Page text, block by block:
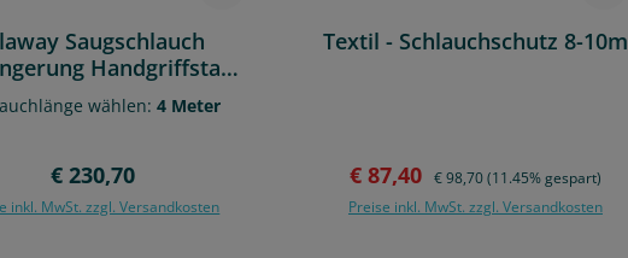
Saugschlauch
Handgriffstart
Meter Klickmuffe
wählen: 4 Meter
Regulärer Preis:
€ 230,70
inkl. MwSt. zzgl. Versandkosten
Textil - Schlauchschutz 8-10m
Verkaufspreis:
€ 87,40 Regulärer Preis:
€ 98,70(11.45% gespart)
Preise inkl. MwSt. zzgl. Versandkosten